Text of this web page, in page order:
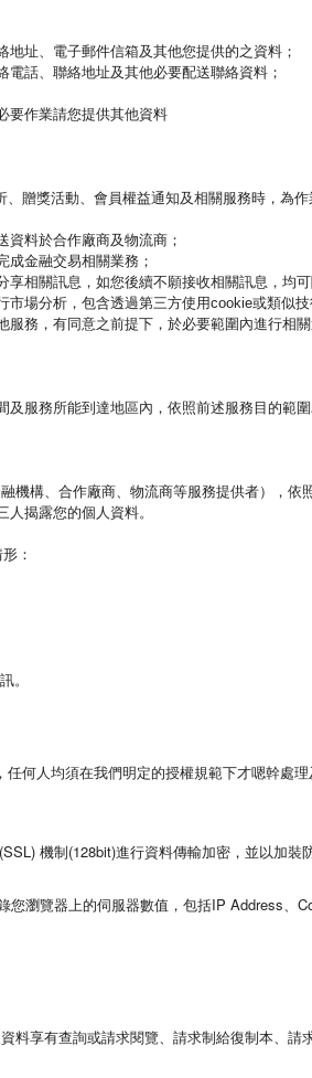
址、電子郵件信箱及其他您提供的之資料；
話、聯絡地址及其他必要配送聯絡資料；
要作業請您提供其他資料
贈獎活動、會員權益通知及相關服務時，
料於合作廠商及物流商；
金融交易相關業務；
相關訊息，如您後續不願接收相關訊息，均可
場分析，包含透過第三方使用cookie或類似
務，有同意之前提下，於必要範圍內進行相關
服務所能到達地區內，依照前述服務目的範圍
構、合作廠商、物流商等服務提供者），依
揭露您的個人資料。
情形：
。
人均須在我們明定的授權規範下才嗯幹處
機制(128bit)進行資料傳輸加密，並以加裝
瀏覽器上的伺服器數值，包括IP Address、
享有查詢或請求閱覽、請求制給復制本、請